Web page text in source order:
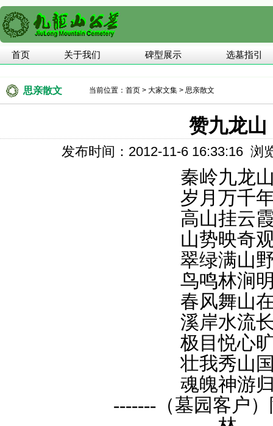
首页 关于我们 碑型展示 选墓指引
当前位置： 首页> 大家文集> 思亲散文
思亲散文
赞九龙山
发布时间：2012-11-6 16:33:16 浏
秦岭九龙
岁月万千
高山挂云
山势映奇
翠绿满山
鸟鸣林涧
春风舞
溪岸水流
极目悦心
壮我秀山
魂魄神游
-------（墓园客户）陕